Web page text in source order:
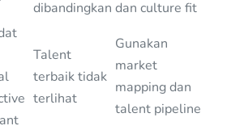
dibandingkan dan culture fit
Talent
terbaik tidak
terlihat
Gunakan
market
mapping dan
talent pipeline